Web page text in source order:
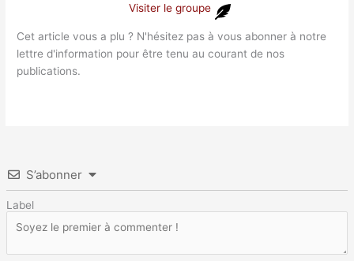
Visiter le groupe
Cet article vous a plu ? N'hésitez pas à vous abonner à notre
lettre d'information pour être tenu au courant de nos
publications.
S’abonner
Label